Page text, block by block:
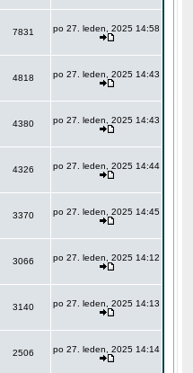
7831 po 27. leden, 2025 14:58
4818 po 27. leden, 2025 14:43
4380 po 27. leden, 2025 14:43
4326 po 27. leden, 2025 14:44
3370 po 27. leden, 2025 14:45
3066 po 27. leden, 2025 14:12
3140 po 27. leden, 2025 14:13
2506 po 27. leden, 2025 14:14